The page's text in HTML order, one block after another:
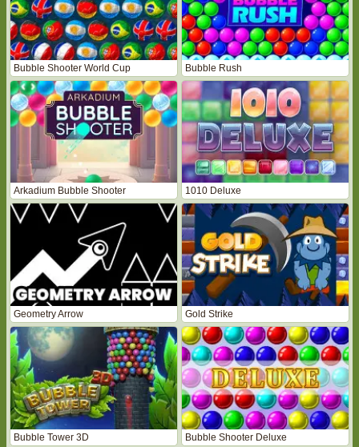
Bubble Shooter World Cup Bubble Rush
Arkadium Bubble Shooter 1010 Deluxe
Geometry Arrow Gold Strike
Bubble Tower 3D Bubble Shooter Deluxe